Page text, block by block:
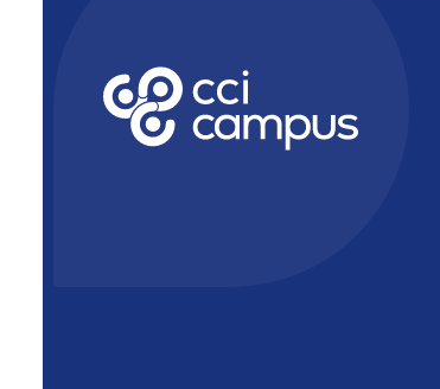
CCI Campus La formation qui vous ressemble